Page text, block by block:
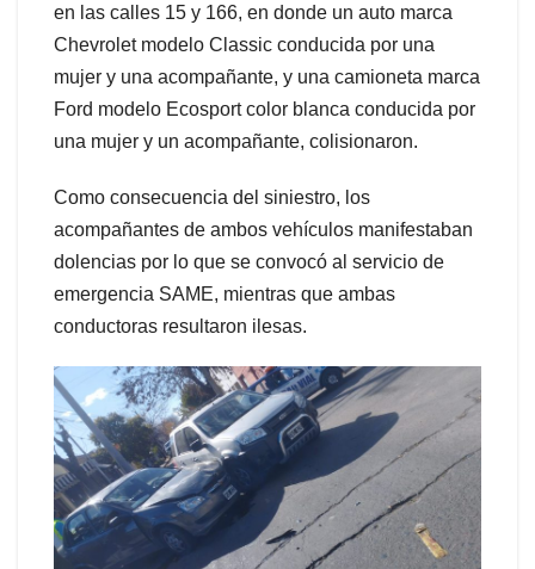
en las calles 15 y 166, en donde un auto marca
Chevrolet modelo Classic conducida por una
mujer y una acompañante, y una camioneta marca
Ford modelo Ecosport color blanca conducida por
una mujer y un acompañante, colisionaron.
Como consecuencia del siniestro, los
acompañantes de ambos vehículos manifestaban
dolencias por lo que se convocó al servicio de
emergencia SAME, mientras que ambas
conductoras resultaron ilesas.